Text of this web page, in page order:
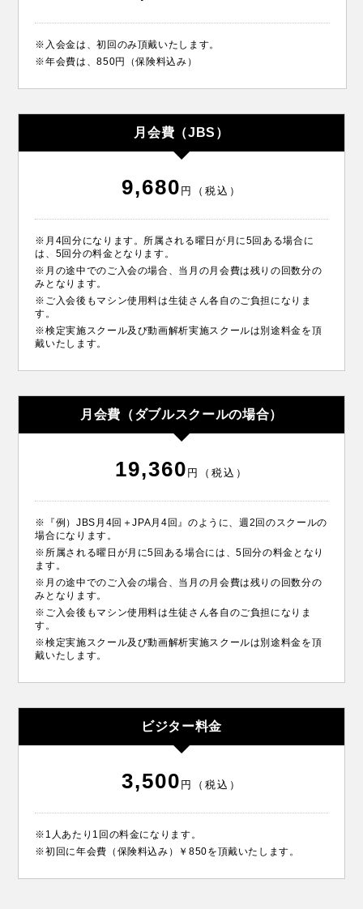
※入会金は、初回のみ頂戴いたします。
※年会費は、850円（保険料込み）
月会費（JBS）
9,680 円（税込）
※月4回分になります。所属される曜日が月に5回ある場合に
は、5回分の料金となります。
※月の途中でのご入会の場合、当月の月会費は残りの回数分の
みとなります。
※ご入会後もマシン使用料は生徒さん各自のご負担になりま
す。
※検定実施スクール及び動画解析実施スクールは別途料金を頂
戴いたします。
月会費（ダブルスクールの場合）
19,360 円（税込）
※『例）JBS月4回＋JPA月4回』のように、週2回のスクールの
場合になります。
※所属される曜日が月に5回ある場合には、5回分の料金となり
ます。
※月の途中でのご入会の場合、当月の月会費は残りの回数分の
みとなります。
※ご入会後もマシン使用料は生徒さん各自のご負担になりま
す。
※検定実施スクール及び動画解析実施スクールは別途料金を頂
戴いたします。
ビジター料金
3,500 円（税込）
※1人あたり1回の料金になります。
※初回に年会費（保険料込み）￥850を頂戴いたします。